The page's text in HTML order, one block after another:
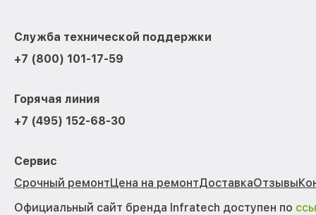
Служба технической поддержки
+7 (800) 101-17-59
Горячая линия
+7 (495) 152-68-30
Сервис
Срочный ремонтЦена на ремонтДоставкаОтзывы
Официальный сайт бренда Infratech доступен по